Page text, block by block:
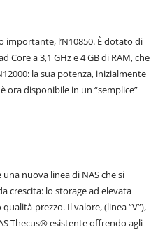
l’N10850. È dotato di
a 3,1 GHz e 4 GB di RAM, che
la sua potenza, inizialmente
ora disponibile in un “semplice”
nuova linea di NAS che si
crescita: lo storage ad elevata
prezzo. Il valore, (linea “V”),
Thecus® esistente offrendo agli